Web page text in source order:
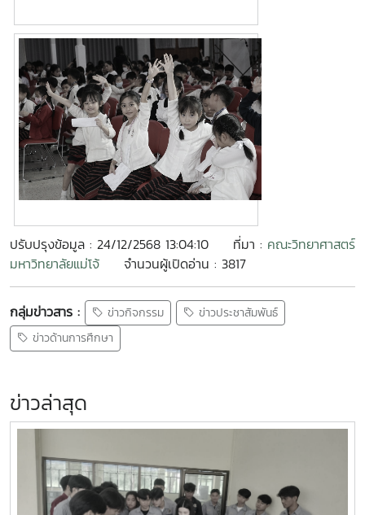
ปรับปรุงข้อมูล : 24/12/2568 13:04:10 ที่มา : คณะวิทยาศาสตร์
มหาวิทยาลัยแม่โจ้
จำนวนผู้เปิดอ่าน : 3817
กลุ่มข่าวสาร : ข่าวกิจกรรม
ข่าวประชาสัมพันธ์
ข่าวด้านการศึกษา
ข่าวล่าสุด